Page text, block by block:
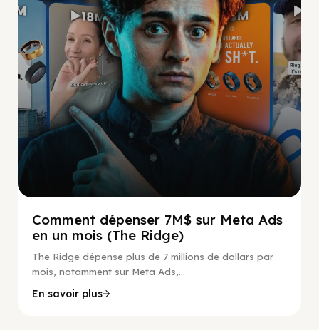
Comment dépenser 7M$ sur Meta Ads
en un mois (The Ridge)
The Ridge dépense plus de 7 millions de dollars par
mois, notamment sur Meta Ads,...
En savoir plus